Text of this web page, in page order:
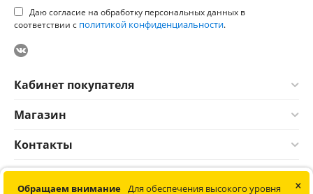
Даю согласие на обработку персональных данных в
соответствии с политикой конфиденциальности.
Кабинет покупателя
Магазин
Контакты
© 2012-2026 Соната. Все права защищены. Информация сайта
×
Обращаем внимание Для обеспечения высокого уровня